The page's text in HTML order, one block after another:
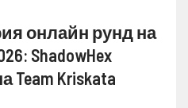
онлайн рунд на
ShadowHex
Team Kriskata